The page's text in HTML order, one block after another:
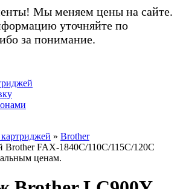
Мы меняем цены на сайте.
уточняйте по
за понимание.
» Brother
Brother FAX-1840C/110C/115C/120C
ценам.